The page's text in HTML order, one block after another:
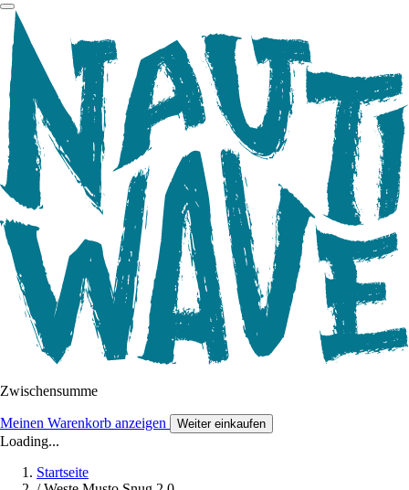
Zwischensumme
Meinen Warenkorb anzeigen Weiter einkaufen
Loading...
Startseite